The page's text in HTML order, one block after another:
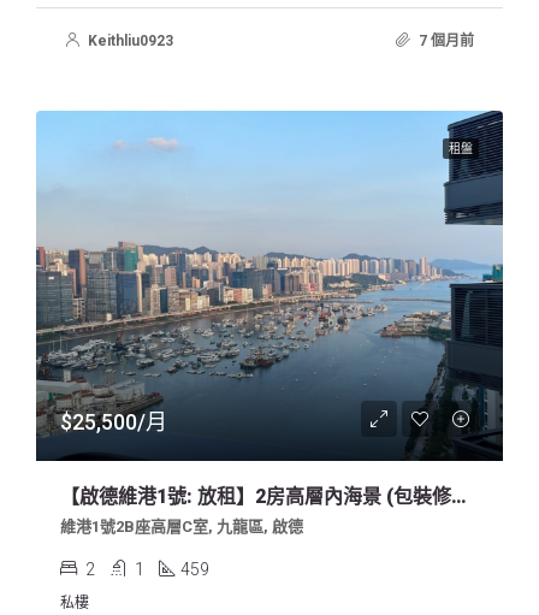
Keithliu0923 7 個月前
租盤
$25,500/月
【啟德維港1號: 放租】2房高層內海景 (包裝修傢俬)
維港1號2B座高層C室, 九龍區, 啟德
2 1 459
私樓